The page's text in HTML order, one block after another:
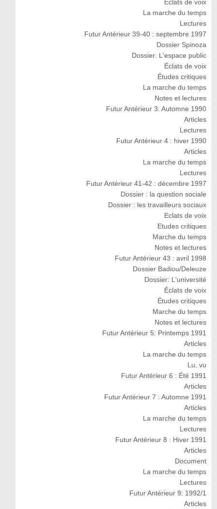
Eclats de voix
La marche du temps
Lectures
Futur Antérieur 39-40 : septembre 1997
Dossier Spinoza
Dossier: L'espace public
Éclats de voix
Études critiques
La marche du temps
Notes et lectures
Futur Antérieur 3: Automne 1990
Articles
Lectures
Futur Antérieur 4 : hiver 1990
Articles
La marche du temps
Lectures
Futur Antérieur 41-42 : décembre 1997
Dossier : la question sociale
Dossier : les travailleurs sociaux
Eclats de voix
Etudes critiques
Marche du temps
Notes et lectures
Futur Antérieur 43 : avril 1998
Dossier Badiou/Deleuze
Dossier: L'université
Éclats de voix
Études critiques
Marche du temps
Notes et lectures
Futur Antérieur 5: Printemps 1991
Articles
La marche du temps
Lu, vu
Futur Antérieur 6 : Été 1991
Articles
Futur Antérieur 7 : Automne 1991
Articles
La marche du temps
Lectures
Futur Antérieur 8 : Hiver 1991
Articles
Document
La marche du temps
Lectures
Futur Antérieur 9: 1992/1
Articles